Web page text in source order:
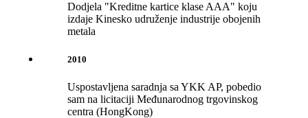
Dodjela "Kreditne kartice klase AAA" koju
izdaje Kinesko udruženje industrije obojenih
metala
2010
Uspostavljena saradnja sa YKK AP, pobedio
sam na licitaciji Međunarodnog trgovinskog
centra (HongKong)